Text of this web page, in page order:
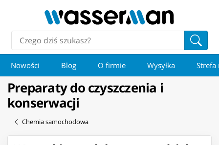
Nowości Blog O firmie Wysyłka Strefa
Preparaty do czyszczenia i
konserwacji
Chemia samochodowa